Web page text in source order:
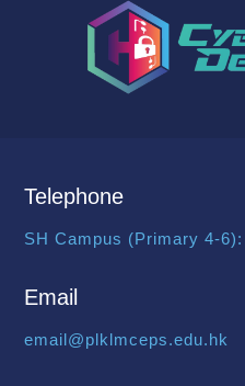
Telephone
SH Campus (Primary 4-6):
Email
email@plklmceps.edu.hk